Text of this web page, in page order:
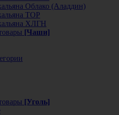
Облако (Аладдин)
ТОР
ХЛГН
[Чаши]
[Уголь]